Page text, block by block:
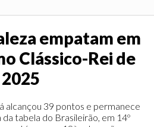
empatam em
Clássico-Rei de
2025
alcançou 39 pontos e permanece
tabela do Brasileirão, em 14º